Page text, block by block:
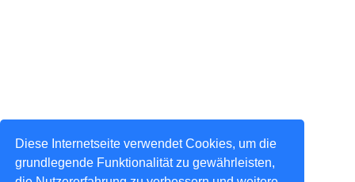
Diese Internetseite verwendet Cookies, um die
grundlegende Funktionalität zu gewährleisten,